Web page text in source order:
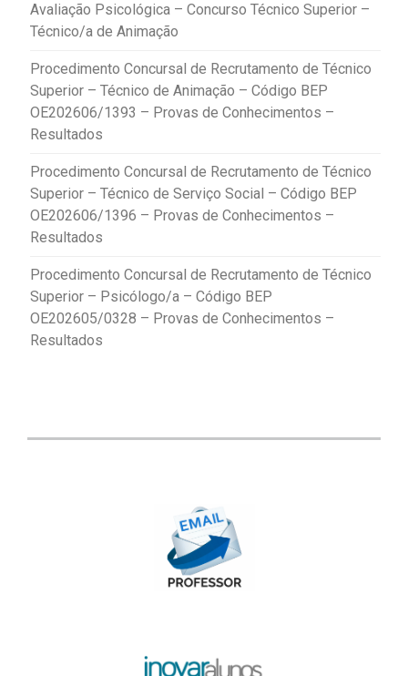
Avaliação Psicológica – Concurso Técnico Superior –
Técnico/a de Animação
Procedimento Concursal de Recrutamento de Técnico
Superior – Técnico de Animação – Código BEP
OE202606/1393 – Provas de Conhecimentos –
Resultados
Procedimento Concursal de Recrutamento de Técnico
Superior – Técnico de Serviço Social – Código BEP
OE202606/1396 – Provas de Conhecimentos –
Resultados
Procedimento Concursal de Recrutamento de Técnico
Superior – Psicólogo/a – Código BEP
OE202605/0328 – Provas de Conhecimentos –
Resultados